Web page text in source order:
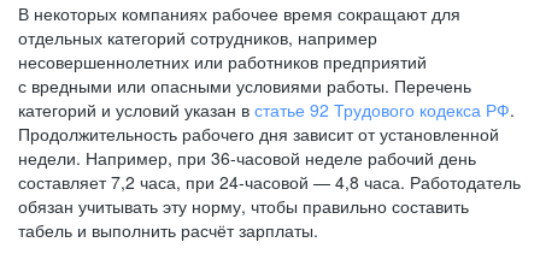
В некоторых компаниях рабочее время сокращают для
отдельных категорий сотрудников, например
несовершеннолетних или работников предприятий
с вредными или опасными условиями работы. Перечень
категорий и условий указан в статье 92 Трудового кодекса РФ.
Продолжительность рабочего дня зависит от установленной
недели. Например, при 36-часовой неделе рабочий день
составляет 7,2 часа, при 24-часовой — 4,8 часа. Работодатель
обязан учитывать эту норму, чтобы правильно составить
табель и выполнить расчёт зарплаты.